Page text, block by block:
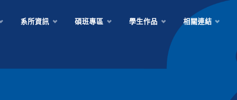
系所資訊 碩班專區 學生作品 相關連結